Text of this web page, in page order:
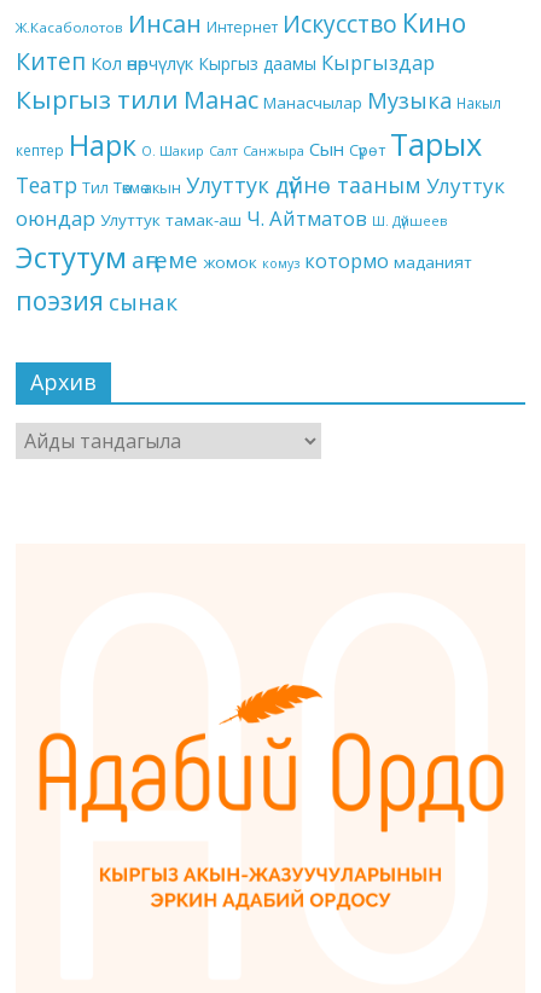
Ж.Касаболотов Инсан Интернет Искусство Кино
Китеп Кол өнөрчүлүк Кыргыз даамы Кыргыздар
Кыргыз тили Манас Манасчылар Музыка Накыл
кептер Нарк О. Шакир Салт Санжыра Сын Сүрөт Тарых
Театр Тил Төкмө акын Улуттук дүйнө тааным Улуттук
оюндар Улуттук тамак-аш Ч. Айтматов Ш. Дүйшеев
Эстутум аңгеме жомок комуз котормо маданият
поэзия сынак
Архив
Архив